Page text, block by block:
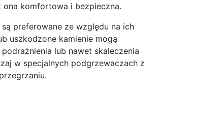
ona komfortowa i bezpieczna.
preferowane ze względu na ich
uszkodzone kamienie mogą
lub nawet skaleczenia
w specjalnych podgrzewaczach z